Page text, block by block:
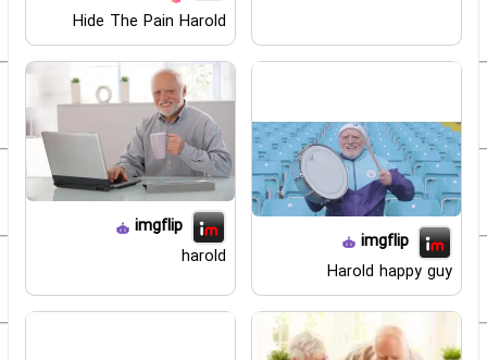
Hide The Pain Harold
imgflip
Harold happy guy
imgflip
harold